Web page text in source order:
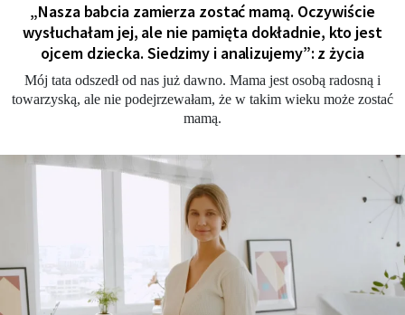
„Nasza babcia zamierza zostać mamą. Oczywiście
wysłuchałam jej, ale nie pamięta dokładnie, kto jest
ojcem dziecka. Siedzimy i analizujemy”: z życia
Mój tata odszedł od nas już dawno. Mama jest osobą radosną i
towarzyską, ale nie podejrzewałam, że w takim wieku może zostać
mamą.